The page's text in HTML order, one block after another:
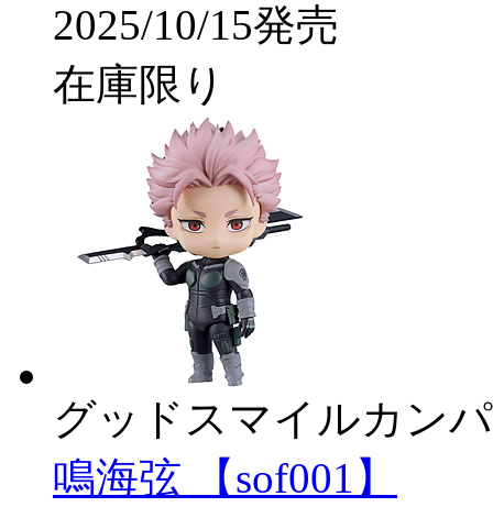
2025/10/15発売
在庫限り
グッドスマイルカン
鳴海弦 【sof001】